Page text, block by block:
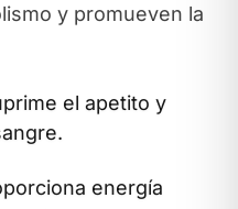
y promueven la
el apetito y
energía